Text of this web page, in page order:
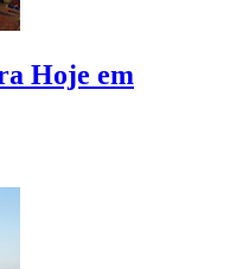
Hoje em